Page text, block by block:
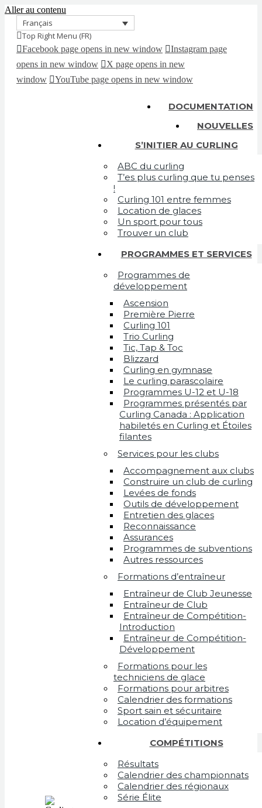
Aller au contenu
Français
Top Right Menu (FR)
Facebook page opens in new window
Instagram page
opens in new window
X page opens in new
window
YouTube page opens in new window
DOCUMENTATION
NOUVELLES
S’INITIER AU CURLING
ABC du curling
T’es plus curling que tu penses
!
Curling 101 entre femmes
Location de glaces
Un sport pour tous
Trouver un club
PROGRAMMES ET SERVICES
Programmes de
développement
Ascension
Première Pierre
Curling 101
Trio Curling
Tic, Tap & Toc
Blizzard
Curling en gymnase
Le curling parascolaire
Programmes U-12 et U-18
Programmes présentés par
Curling Canada : Application
habiletés en Curling et Étoiles
filantes
Services pour les clubs
Accompagnement aux clubs
Construire un club de curling
Levées de fonds
Outils de développement
Entretien des glaces
Reconnaissance
Assurances
Programmes de subventions
Autres ressources
Formations d’entraîneur
Entraîneur de Club Jeunesse
Entraîneur de Club
Entraîneur de Compétition-
Introduction
Entraîneur de Compétition-
Développement
Formations pour les
techniciens de glace
Formations pour arbitres
Calendrier des formations
Sport sain et sécuritaire
Location d’équipement
COMPÉTITIONS
Résultats
Calendrier des championnats
Calendrier des régionaux
Série Élite